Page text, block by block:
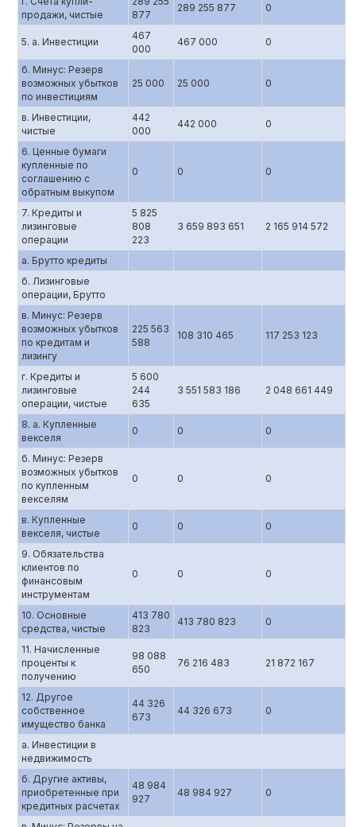
продажи, чистые
877
289 255 877 0
5. а. Инвестиции
467
000
467 000 0
б. Минус: Резерв
возможных убытков
по инвестициям
25 000 25 000 0
в. Инвестиции,
чистые
442
000
442 000 0
6. Ценные бумаги
купленные по
соглашению c
обратным выкупом
0 0 0
7. Кредиты и
лизинговые
операции
5 825
808
223
3 659 893 651 2 165 914 572
а. Брутто кредиты
б. Лизинговые
операции, Брутто
в. Минус: Резерв
возможных убытков
по кредитам и
лизингу
225 563
588
108 310 465 117 253 123
г. Кредиты и
лизинговые
операции, чистые
5 600
244
635
3 551 583 186 2 048 661 449
8. а. Купленные
векселя
0 0 0
б. Минус: Резерв
возможных убытков
по купленным
векселям
0 0 0
в. Купленные
векселя, чистые
0 0 0
9. Обязательства
клиентов по
финансовым
инструментам
0 0 0
10. Основные
средства, чистые
413 780
823
413 780 823 0
11. Начисленные
проценты к
получению
98 088
650
76 216 483 21 872 167
12. Другое
собственное
имущество банка
44 326
673
44 326 673 0
а. Инвестиции в
недвижимость
б. Другие активы,
приобретенные при
кредитных расчетах
48 984
927
48 984 927 0